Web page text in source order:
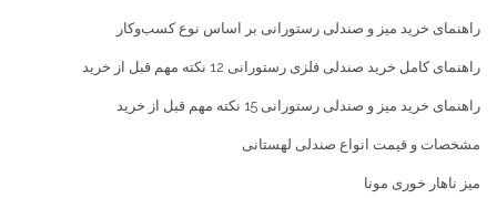
راهنمای خرید میز و صندلی رستورانی بر اساس نوع کسب‌و‌کار
راهنمای کامل خرید صندلی فلزی رستورانی 12 نکته مهم قبل از خرید
راهنمای خرید میز و صندلی رستورانی 15 نکته مهم قبل از خرید
مشخصات و قیمت انواع صندلی لهستانی
میز ناهار خوری مونا